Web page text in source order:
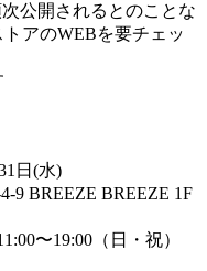
公開されるとのことな
アのWEBを要チェッ
日(水)
9 BREEZE BREEZE 1F
〜19:00（日・祝）